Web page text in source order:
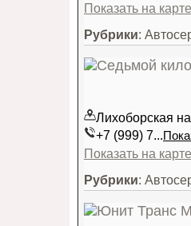
Показать на карте
Рубрики:
Лихоборская
+7 (999) 7...
Показать на карте
Рубрики: